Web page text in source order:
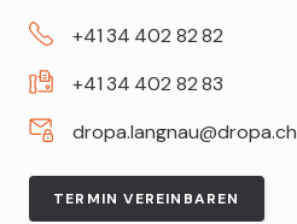
+4134 402 8282
+4134 402 8283
dropa.langnau@dropa.ch
TERMIN VEREINBAREN